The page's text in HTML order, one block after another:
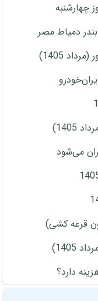
دمیاط مصر
1405)
دارد؟